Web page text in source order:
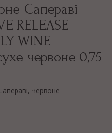
Сапераві-
RELEASE
WINE
червоне 0,75
Червоне